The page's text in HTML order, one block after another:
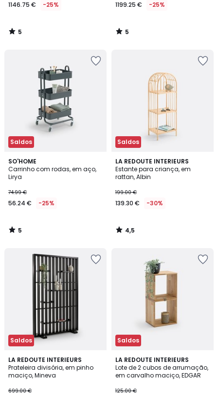
1146.75 € -25%
5
/
1199.25 € -25%
5
/
Saldos
SO'HOME
Carrinho com rodas, em aço,
Lirya
74.99 €
56.24 € -25%
5
/
5
5
/
Saldos
LA REDOUTE INTERIEURS
Estante para criança, em
rattan, Albin
199.00 €
139.30 € -30%
4,5
/ 5
4,5
/
Saldos
LA REDOUTE INTERIEURS
Prateleira divisória, em pinho
maciço, Mineva
699.00 €
3,7
/ 5
Saldos
LA REDOUTE INTERIEURS
Lote de 2 cubos de arrumação,
em carvalho maciço, EDGAR
125.00 €
4,5
/ 5